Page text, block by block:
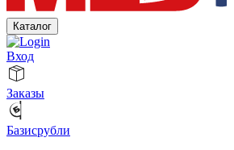
Каталог
Вход
Заказы
Базисрубли